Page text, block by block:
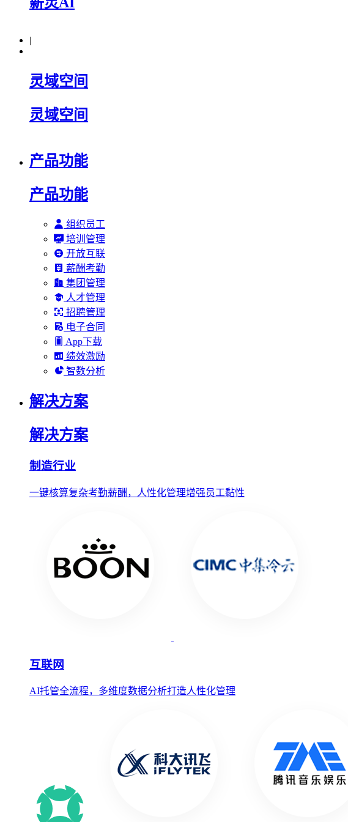
|
灵域空间
灵域空间
产品功能
产品功能
组织员工
培训管理
开放互联
薪酬考勤
集团管理
人才管理
招聘管理
电子合同
App下载
绩效激励
智数分析
解决方案
解决方案
制造行业
一键核算复杂考勤薪酬，人性化管理增强员工黏性
互联网
AI托管全流程，多维度数据分析打造人性化管理